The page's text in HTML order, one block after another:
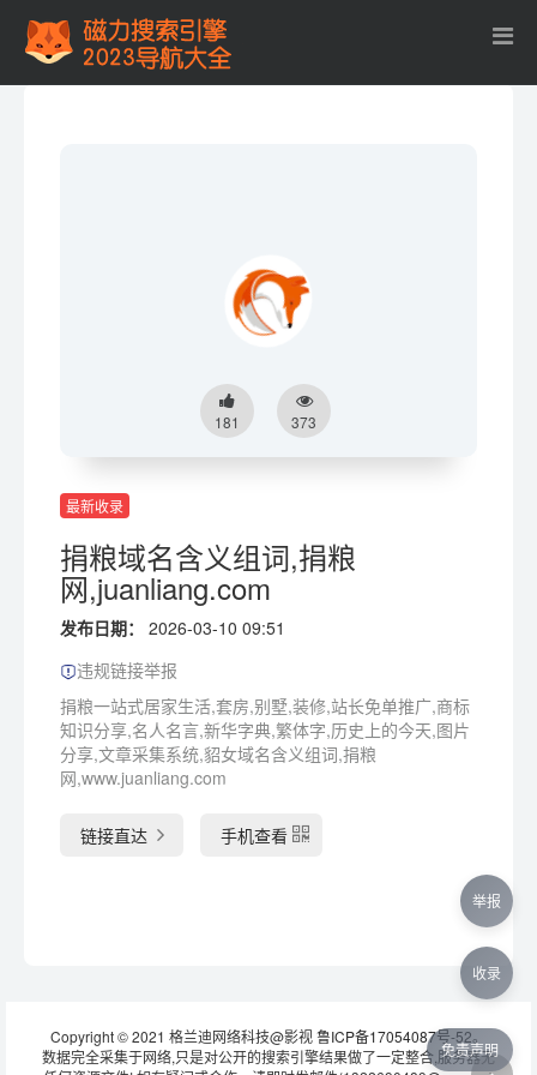
181 373
最新收录
捐粮域名含义组词,捐粮
网,juanliang.com
发布日期：
2026-03-10 09:51
违规链接举报
捐粮一站式居家生活,套房,别墅,装修,站长免单推广,商标
知识分享,名人名言,新华字典,繁体字,历史上的今天,图片
分享,文章采集系统,貂女域名含义组词,捐粮
网,www.juanliang.com
链接直达 手机查看
Copyright © 2021 格兰迪网络科技@影视鲁ICP备17054087号-52。
数据完全采集于网络,只是对公开的搜索引擎结果做了一定整合,服务器无
免责声明
举报
收录